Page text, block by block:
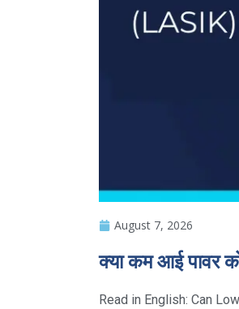
August 7, 2026
क्या कम आई पावर
Read in English: Can